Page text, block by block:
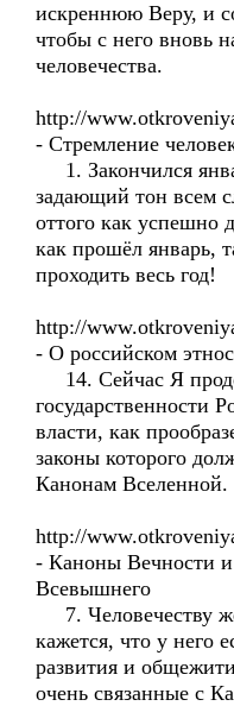
искреннюю Веру, и
чтобы с него вновь
человечества.
http://
- Стремление
1. Закончился
задающий тон всем
оттого как успешно
как прошёл январь,
проходить весь год!
http://
- О российском
14. Сейчас Я
государственности
власти, как
законы которого
Канонам Вселенной.
http://
- Каноны Вечности
Всевышнего
7. Человечеству
кажется, что у него
развития и
очень связанные с